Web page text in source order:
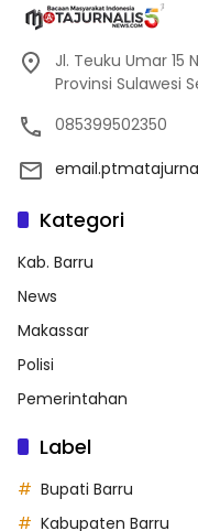
Jl. Teuku Umar 15
Provinsi Sulawesi
085399502350
Kategori
Kab. Barru
News
Makassar
Polisi
Pemerintahan
Label
Bupati Barru
Kabupaten Barru